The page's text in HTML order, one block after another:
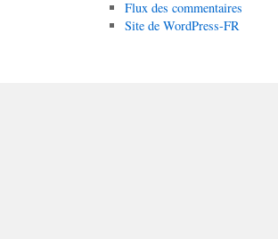
Flux des commentaires
Site de WordPress-FR